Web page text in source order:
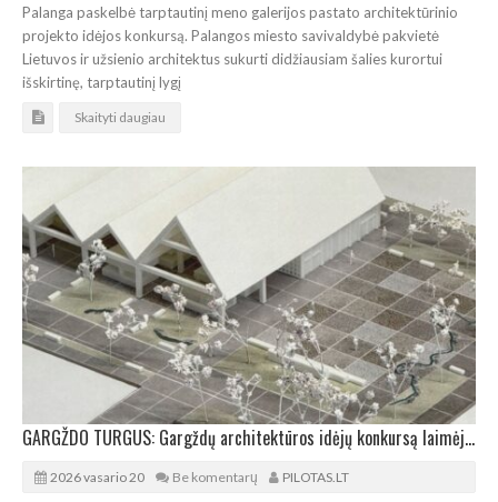
Palanga paskelbė tarptautinį meno galerijos pastato architektūrinio
projekto idėjos konkursą. Palangos miesto savivaldybė pakvietė
Lietuvos ir užsienio architektus sukurti didžiausiam šalies kurortui
išskirtinę, tarptautinį lygį
Skaityti daugiau
GARGŽDO TURGUS: Gargždų architektūros idėjų konkursą laimėjo „Bauland“
2026 vasario 20 Be komentarų PILOTAS.LT